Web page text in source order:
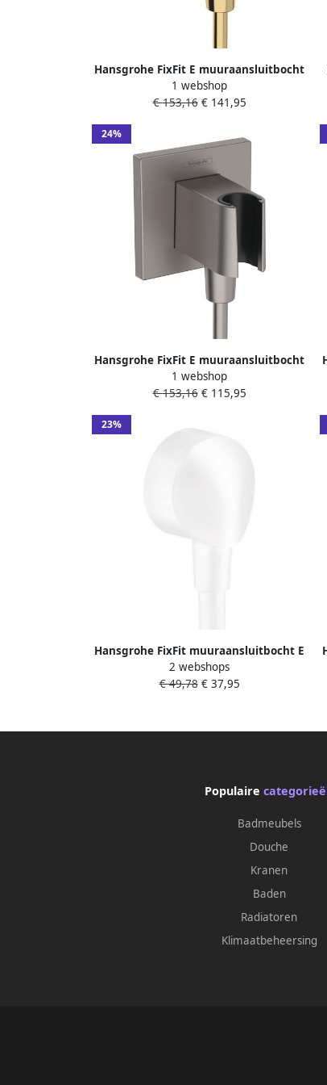
Hansgrohe FixFit E muuraansluitbocht
met handdouchehouder Polished Gold-
Optic
1 webshop
€ 153,16€ 141,95
24%
Hansgrohe FixFit E muuraansluitbocht
met handdouchehouder Brushed Black
Chrome
1 webshop
€ 153,16€ 115,95
23%
Hansgrohe FixFit muuraansluitbocht E
zonder terugslagklep mat wit
2 webshops
€ 49,78€ 37,95
Populaire
Badmeubels
Douche
Kranen
Baden
Radiatoren
Klimaatbeheersing